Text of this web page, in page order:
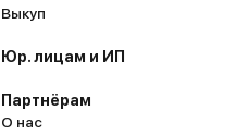
Выкуп
Юр. лицам и ИП
Партнёрам
О нас